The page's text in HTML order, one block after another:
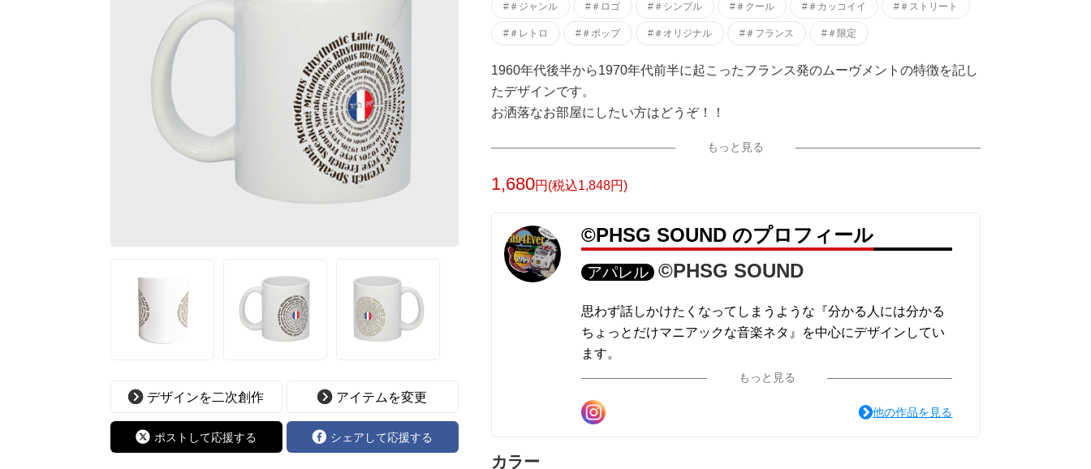
デザインを二次創作 アイテムを変更
ポストして応援する シェアして応援する
#＃ジャンル #＃ロゴ #＃シンプル #＃クール #＃カッコイイ #＃ストリート
#＃レトロ #＃ポップ #＃オリジナル #＃フランス #＃限定
1960年代後半から1970年代前半に起こったフランス発のムーヴメントの特徴を記し
たデザインです。
お洒落なお部屋にしたい方はどうぞ！！
もっと見る
1,680円(税込1,848円)
©PHSG SOUND のプロフィール
アパレル ©PHSG SOUND
思わず話しかけたくなってしまうような『分かる人には分かる
ちょっとだけマニアックな音楽ネタ』を中心にデザインしてい
ます。
デザインしたものがTシャツになり大手セレクトショップでも
もっと見る
他の作品を見る
カラー